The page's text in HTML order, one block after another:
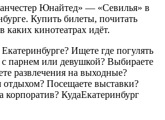
Юнайтед» — «Севилья» в
Купить билеты, почитать
каких кинотеатрах идёт.
Ищете где погулять
с парнем или девушкой? Выбираете
развлечения на выходные?
отдыхом? Посещаете выставки?
корпоратив? КудаЕкатеринбург